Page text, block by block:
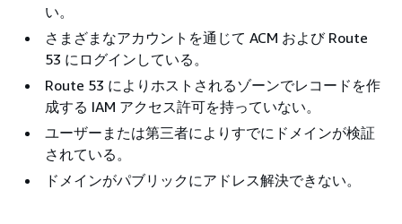
い。
さまざまなアカウントを通じて ACM および Route
53 にログインしている。
Route 53 によりホストされるゾーンでレコードを作
成する IAM アクセス許可を持っていない。
ユーザーまたは第三者によりすでにドメインが検証
されている。
ドメインがパブリックにアドレス解決できない。